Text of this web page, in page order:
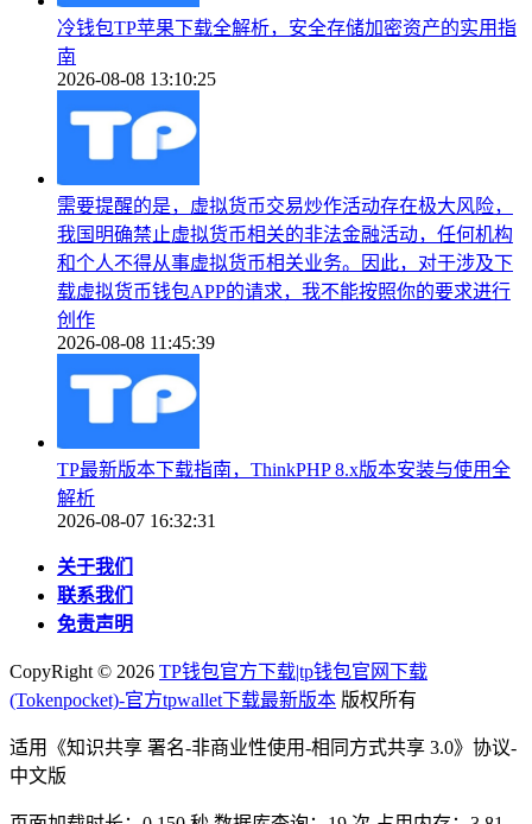
冷钱包TP苹果下载全解析，安全存储加密资产的实用指
南
2026-08-08 13:10:25
需要提醒的是，虚拟货币交易炒作活动存在极大风险，
我国明确禁止虚拟货币相关的非法金融活动，任何机构
和个人不得从事虚拟货币相关业务。因此，对于涉及下
载虚拟货币钱包APP的请求，我不能按照你的要求进行
创作
2026-08-08 11:45:39
TP最新版本下载指南，ThinkPHP 8.x版本安装与使用全
解析
2026-08-07 16:32:31
关于我们
联系我们
免责声明
CopyRight © 2026 TP钱包官方下载|tp钱包官网下载
(Tokenpocket)-官方tpwallet下载最新版本 版权所有
适用《知识共享 署名-非商业性使用-相同方式共享 3.0》协议-
中文版